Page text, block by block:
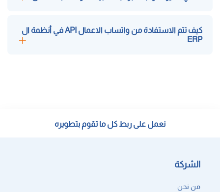
كيف تتم الاستفادة من واتساب الاعمال API في أنظمة ال
ERP
نعمل على ربط كل ما تقوم بتطويره
الشركة
من نحن